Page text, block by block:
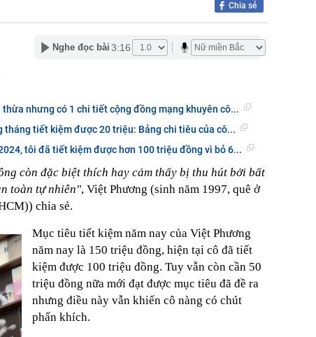
từ nhóm cư dân, công an đồng loạt ập vào khám
khu đô thị ở Gia Lâm: Bóc trần đường dây rửa
tài khoản mở mới giảm mạnh
công ty dệt may Hoàng Thị Loan
cao trên 3.000m, điểm đến "trong mơ" của dân
vinh danh "Hệ thống Y khoa tốt nhất Việt Nam
bị HoSE cắt margin trong tháng 8
thu hơn 1 tỷ USD ở nước ngoài trong nửa đầu
tăng hơn 120%
dự phóng VN-Index có thể chạm mốc 1.885 điểm
tiền hơn 62.000 tỷ đồng, lớn hơn cả Vinhomes,
Xanh, Bách Hóa Xanh, An Khang, vốn hóa
phát hiện 'kho báu' gồm 1.000 đồng tiền vàng và
nhiều ngăn bí mật - giá trị hơn 18 tỷ đồng
Chia sẻ
Nghe đọc bài 3:16
nhưng có 1 chi tiết cộng đồng mạng khuyên cô...
tháng tiết kiệm được 20 triệu: Bảng chi tiêu của cô...
tôi đã tiết kiệm được hơn 100 triệu đồng vì bỏ 6...
còn đặc biệt thích hay cảm thấy bị thu hút bởi bất
toàn tự nhiên", Việt Phương (sinh năm 1997, quê ở
chia sẻ.
Mục tiêu tiết kiệm năm nay của Việt Phương
năm nay là 150 triệu đồng, hiện tại cô đã tiết
kiệm được 100 triệu đồng. Tuy vẫn còn cần 50
triệu đồng nữa mới đạt được mục tiêu đã đề ra
nhưng điều này vẫn khiến cô nàng có chút
phấn khích.